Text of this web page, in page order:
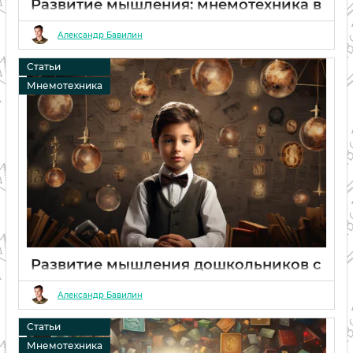
Развитие мышления: мнемотехника в
физическом развитии
06 02 2024
Александр Бавилин
Статьи
Мнемотехника
Развитие мышления дошкольников с
помощью мнемотехники: способы и
приемы обучения
06 02 2024 0
Александр Бавилин
Статьи
Мнемотехника